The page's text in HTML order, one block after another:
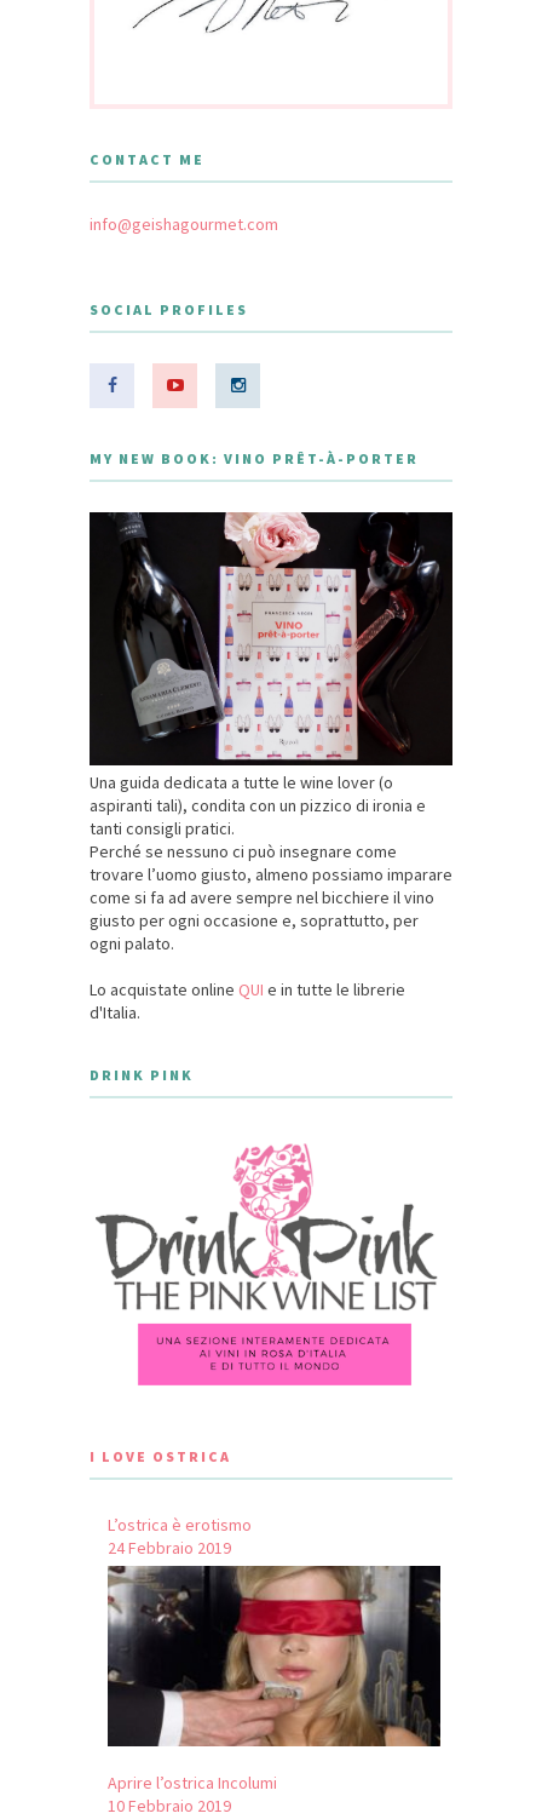
CONTACT ME
info@geishagourmet.com
SOCIAL PROFILES
MY NEW BOOK: VINO PRÊT-À-PORTER
Una guida dedicata a tutte le wine lover (o
aspiranti tali), condita con un pizzico di ironia e
tanti consigli pratici.
Perché se nessuno ci può insegnare come
trovare l’uomo giusto, almeno possiamo imparare
come si fa ad avere sempre nel bicchiere il vino
giusto per ogni occasione e, soprattutto, per
ogni palato.
Lo acquistate online QUI e in tutte le librerie
d'Italia.
DRINK PINK
I LOVE OSTRICA
L’ostrica è erotismo
24 Febbraio 2019
Aprire l’ostrica Incolumi
10 Febbraio 2019